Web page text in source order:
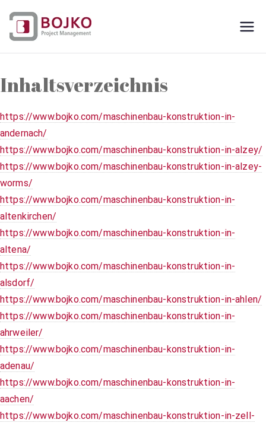
Inhalt
springen
für
und
Projektmanage
ment
Ingenieurdienstleistungen aus einer
Hand
Inhaltsverzeichnis
https://www.bojko.com/maschinenbau-konstruktion-in-
andernach/
https://www.bojko.com/maschinenbau-konstruktion-in-alzey/
https://www.bojko.com/maschinenbau-konstruktion-in-alzey-
worms/
https://www.bojko.com/maschinenbau-konstruktion-in-
altenkirchen/
https://www.bojko.com/maschinenbau-konstruktion-in-
altena/
https://www.bojko.com/maschinenbau-konstruktion-in-
alsdorf/
https://www.bojko.com/maschinenbau-konstruktion-in-ahlen/
https://www.bojko.com/maschinenbau-konstruktion-in-
ahrweiler/
https://www.bojko.com/maschinenbau-konstruktion-in-
adenau/
https://www.bojko.com/maschinenbau-konstruktion-in-
aachen/
https://www.bojko.com/maschinenbau-konstruktion-in-zell-